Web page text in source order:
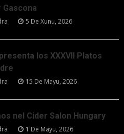
Gascona
5 De Xunu, 2026
los XXXVII Platos
15 De Mayu, 2026
nel Cider Salon Hungary
1 De Mayu, 2026